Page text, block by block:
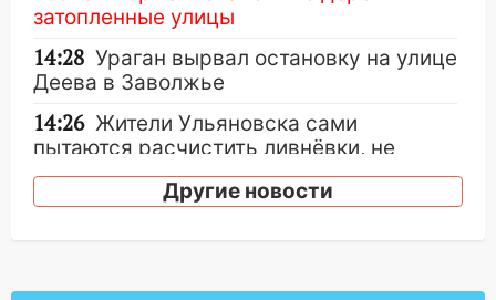
затопленные улицы
14:28 Ураган вырвал остановку на улице
Деева в Заволжье
14:26 Жители Ульяновска сами
пытаются расчистить ливнёвки, не
дождавшись коммунальщиков
14:16 Шторм продолжает ломать город:
Другие новости